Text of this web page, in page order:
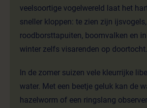
veelsoortige vogelwereld laat het
sneller kloppen: te zien zijn
roodborsttapuiten, boomvalken en
winter zelfs visarenden op doortocht.
In de zomer suizen vele kleurrijke
water. Met een beetje geluk kan de
hazelworm of een ringslang